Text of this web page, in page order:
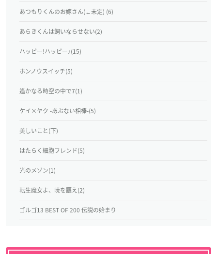
あつもりくんのお嫁さん(←未定) (6)
あらきくんは飼いならせない(2)
ハッピー!ハッピー♪(15)
ホンノウスイッチ(5)
遙かなる時空の中で7(1)
ケイ×ヤク -あぶない相棒-(5)
美しいこと(下)
はたらく細胞フレンド(5)
光のメゾン(1)
転生魔女よ、暁を謳え(2)
ゴルゴ13 BEST OF 200 伝説の始まり